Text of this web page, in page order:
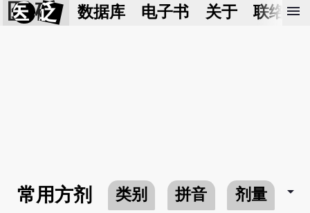
医 砭 数据库 电子书 关于 联络我
menu
常用方剂 类别 拼音 剂量 arrow_drop_down